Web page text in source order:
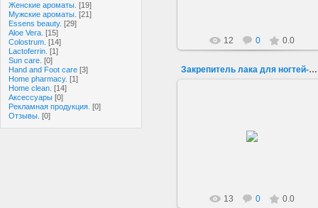
Женские ароматы. [19]
Мужские ароматы. [21]
Essens beauty. [29]
Aloe Vera. [15]
Colostrum. [14]
Lactoferrin. [1]
Sun care. [0]
Hand and Foot care [3]
Home pharmacy. [1]
Home clean. [14]
Аксессуары [0]
Рекламная продукция. [0]
Отзывы. [0]
12 0 0.0
Закрепитель лака для ногтей-матовый.
13 0 0.0